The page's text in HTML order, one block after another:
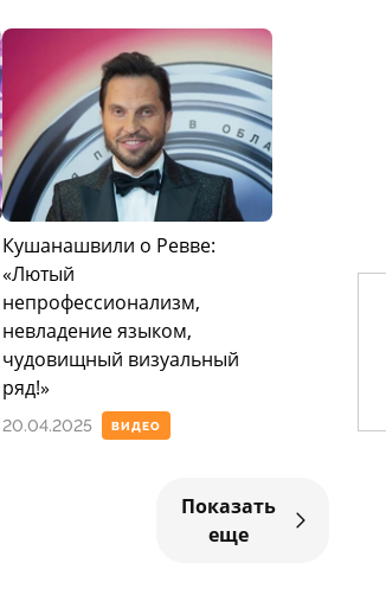
ВИДЕО
Кушанашвили о Ревве:
«Лютый
непрофессионализм,
невладение языком,
чудовищный визуальный
ряд!»
20.04.2025
Показать
еще